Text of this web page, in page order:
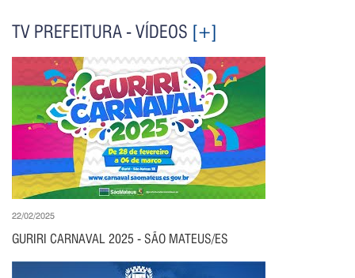
TV PREFEITURA - VÍDEOS [+]
22/02/2025
GURIRI CARNAVAL 2025 - SÃO MATEUS/ES